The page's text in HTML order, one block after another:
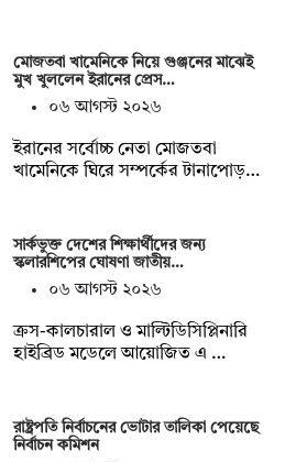
মোজতবা খামেনিকে নিয়ে গুঞ্জনের মাঝেই
মুখ খুললেন ইরানের প্রেস…
০৬ আগস্ট ২০২৬
ইরানের সর্বোচ্চ নেতা মোজতবা
খামেনিকে ঘিরে সম্পর্কের টানাপোড়…
সার্কভুক্ত দেশের শিক্ষার্থীদের জন্য
স্কলারশিপের ঘোষণা জাতীয়…
০৬ আগস্ট ২০২৬
ক্রস-কালচারাল ও মাল্টিডিসিপ্লিনারি
হাইব্রিড মডেলে আয়োজিত এ …
রাষ্ট্রপতি নির্বাচনের ভোটার তালিকা পেয়েছে
নির্বাচন কমিশন